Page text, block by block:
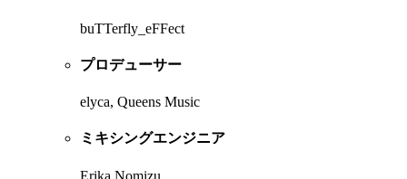
buTTerfly_eFFect
プロデューサー
elyca, Queens Music
ミキシングエンジニア
Erika Nomizu